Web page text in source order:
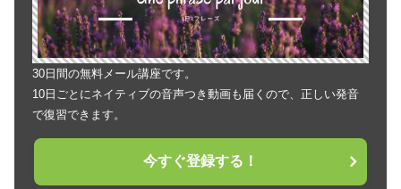
30日間の無料メール講座です。
10日ごとにネイティブの音声つき動画も届くので、正しい発音
で復習できます。
今すぐ登録する！